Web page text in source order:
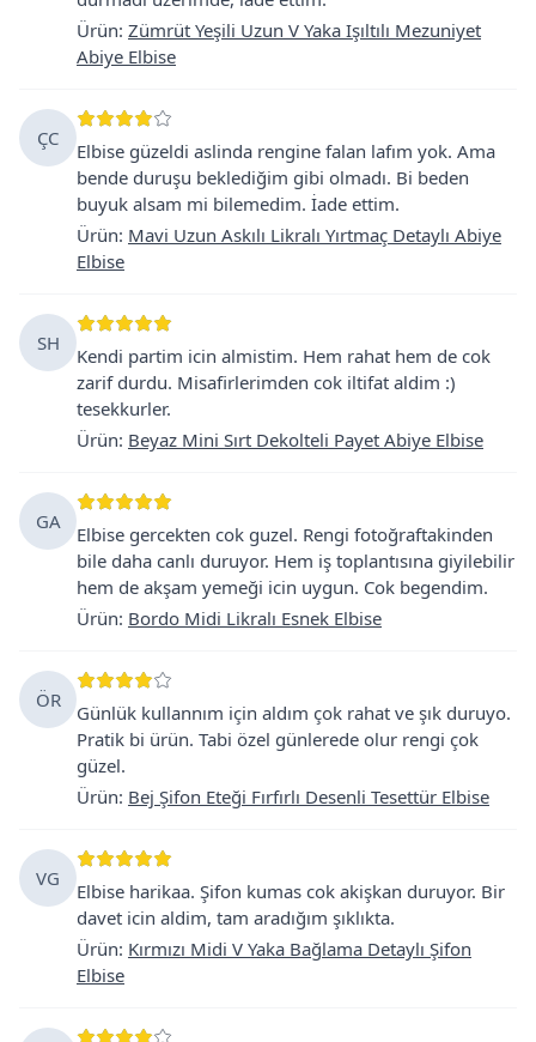
Ürün: Zümrüt Yeşili Uzun V Yaka Işıltılı Mezuniyet
Abiye Elbise
ÇC
Elbise güzeldi aslinda rengine falan lafım yok. Ama
bende duruşu beklediğim gibi olmadı. Bi beden
buyuk alsam mi bilemedim. İade ettim.
Ürün: Mavi Uzun Askılı Likralı Yırtmaç Detaylı Abiye
Elbise
SH
Kendi partim icin almistim. Hem rahat hem de cok
zarif durdu. Misafirlerimden cok iltifat aldim :)
tesekkurler.
Ürün: Beyaz Mini Sırt Dekolteli Payet Abiye Elbise
GA
Elbise gercekten cok guzel. Rengi fotoğraftakinden
bile daha canlı duruyor. Hem iş toplantısına giyilebilir
hem de akşam yemeği icin uygun. Cok begendim.
Ürün: Bordo Midi Likralı Esnek Elbise
ÖR
Günlük kullannım için aldım çok rahat ve şık duruyo.
Pratik bi ürün. Tabi özel günlerede olur rengi çok
güzel.
Ürün: Bej Şifon Eteği Fırfırlı Desenli Tesettür Elbise
VG
Elbise harikaa. Şifon kumas cok akişkan duruyor. Bir
davet icin aldim, tam aradığım şıklıkta.
Ürün: Kırmızı Midi V Yaka Bağlama Detaylı Şifon
Elbise